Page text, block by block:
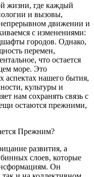
жизни, где каждый
и вызовы,
непрерывном движении и
с изменениями:
городов. Однако,
перемен,
что остается
море. Это
аспектах нашего бытия,
культуры и
нам сохранять связь с
остаются прежними,
Прежним?
развития, а
слоев, которые
Он